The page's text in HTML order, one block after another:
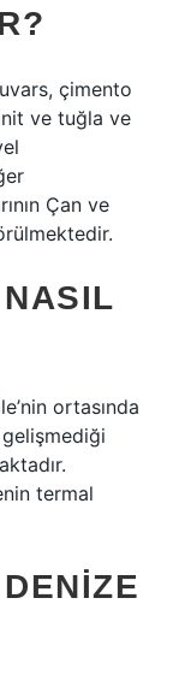
çimento
ve tuğla ve
Çan ve
ortasında
termal